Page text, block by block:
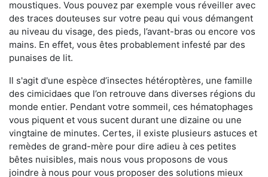
moustiques. Vous pouvez par exemple vous réveiller avec
des traces douteuses sur votre peau qui vous démangent
au niveau du visage, des pieds, l’avant-bras ou encore vos
mains. En effet, vous êtes probablement infesté par des
punaises de lit.
Il s'agit d'une espèce d’insectes hétéroptères, une famille
des cimicidaes que l’on retrouve dans diverses régions du
monde entier. Pendant votre sommeil, ces hématophages
vous piquent et vous sucent durant une dizaine ou une
vingtaine de minutes. Certes, il existe plusieurs astuces et
remèdes de grand-mère pour dire adieu à ces petites
bêtes nuisibles, mais nous vous proposons de vous
joindre à nous pour vous proposer des solutions mieux